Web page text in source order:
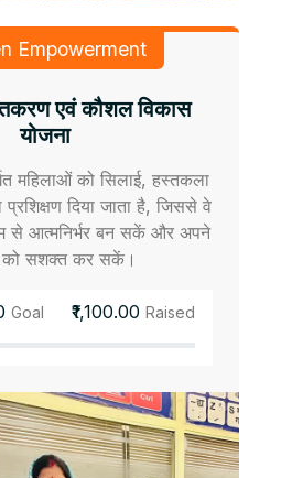
Empowerment
एवं कौशल विकास
योजना
महिलाओं को सिलाई, हस्तकला
दिया जाता है, जिससे वे
से आत्मनिर्भर बन सकें और अपने
को सशक्त कर सकें।
Goal ₹1,100.00 Raised